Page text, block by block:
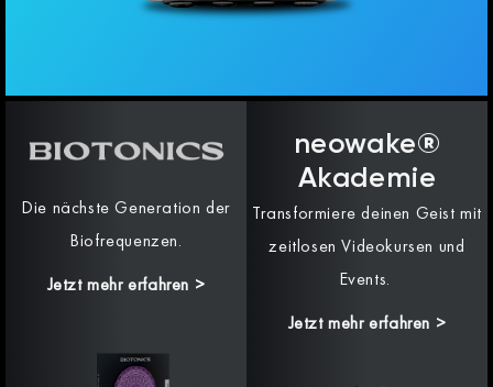
Die nächste Generation der
Biofrequenzen.
Jetzt mehr erfahren >
neowake®
Akademie
Transformiere deinen Geist mit
zeitlosen Videokursen und
Events.
Jetzt mehr erfahren >